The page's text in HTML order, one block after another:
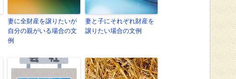
妻に全財産を譲りたいが
自分の親がいる場合の文
例
妻と子にそれぞれ財産を
譲りたい場合の文例